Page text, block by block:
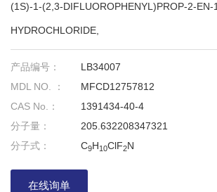
(1S)-1-(2,3-DIFLUOROPHENYL)PROP-2-EN-
HYDROCHLORIDE,
产品编号：
LB34007
MDL NO. ：
MFCD12757812
CAS No.：
1391434-40-4
分子量：
205.632208347321
分子式：
C9H10ClF2N
在线询单